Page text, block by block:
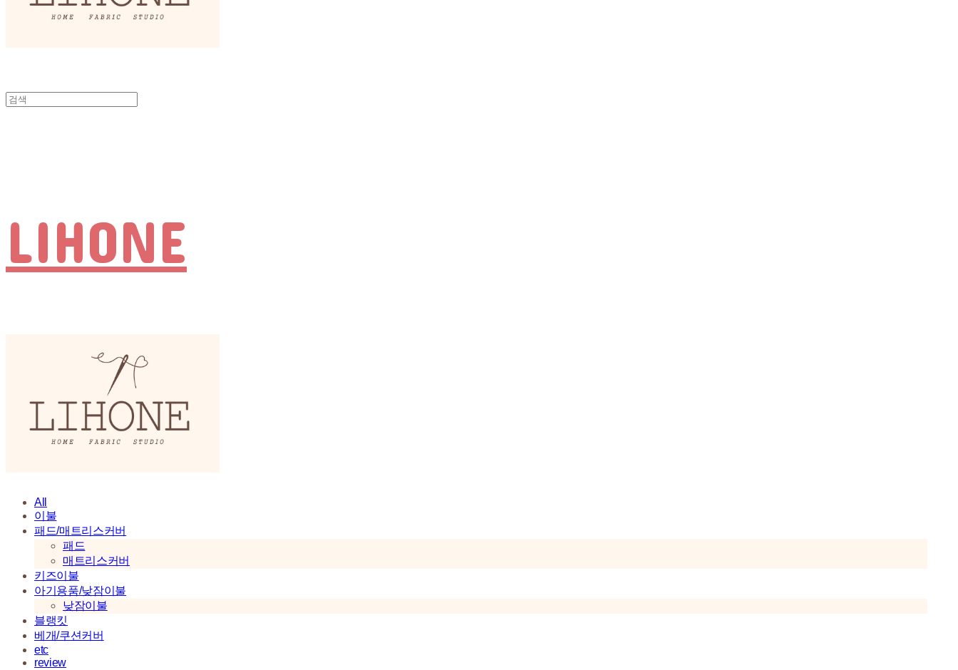
LIHONE
All
이불
패드/매트리스커버
패드
매트리스커버
키즈이불
아기용품/낮잠이불
낮잠이불
블랭킷
베개/쿠션커버
etc
review